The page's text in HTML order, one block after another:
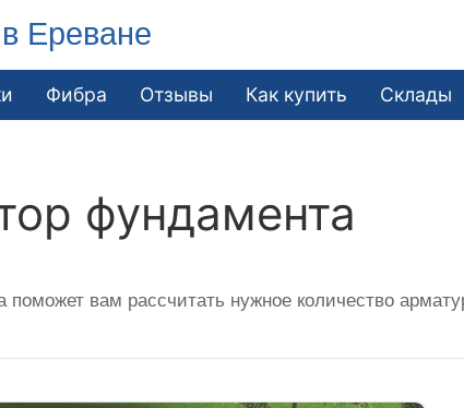
Ереване
Фибра Отзывы Как купить Склады
фундамента
поможет вам рассчитать нужное количество